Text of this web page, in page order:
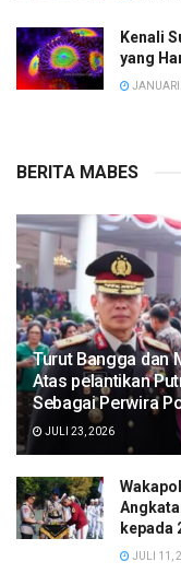
Kenali
yang
BERITA MABES
Turut Bangga dan
Atas pelantikan
Sebagai Perwira
JULI 23, 2026
kepada
JULI 11,